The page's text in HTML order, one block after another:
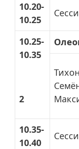
10.20-
10.25
10.25-
10.35
2
10.35-
10.40